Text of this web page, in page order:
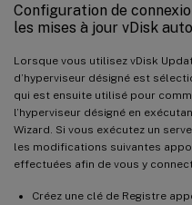
Configuration de
les mises à jour vDisk
Lorsque vous utilisez vDisk
d’hyperviseur désigné est
qui est ensuite utilisé pour
l’hyperviseur désigné en
Wizard. Si vous exécutez un
les modifications suivantes
effectuées afin de vous y
Créez une clé de Registre